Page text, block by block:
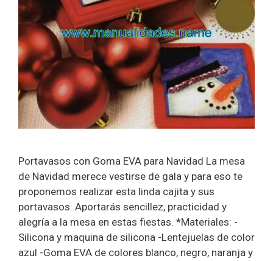
Portavasos con Goma EVA para Navidad La mesa
de Navidad merece vestirse de gala y para eso te
proponemos realizar esta linda cajita y sus
portavasos. Aportarás sencillez, practicidad y
alegría a la mesa en estas fiestas. *Materiales: -
Silicona y maquina de silicona -Lentejuelas de color
azul -Goma EVA de colores blanco, negro, naranja y